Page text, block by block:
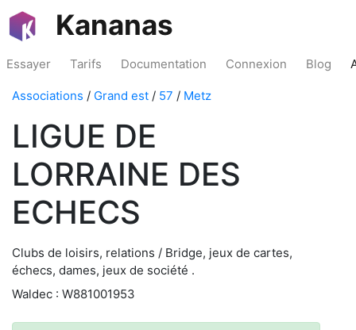
Kananas
Essayer Tarifs Documentation Connexion Blog
Associations / Grand est / 57 / Metz
LIGUE DE
LORRAINE DES
ECHECS
Clubs de loisirs, relations / Bridge, jeux de cartes,
échecs, dames, jeux de société .
Waldec : W881001953